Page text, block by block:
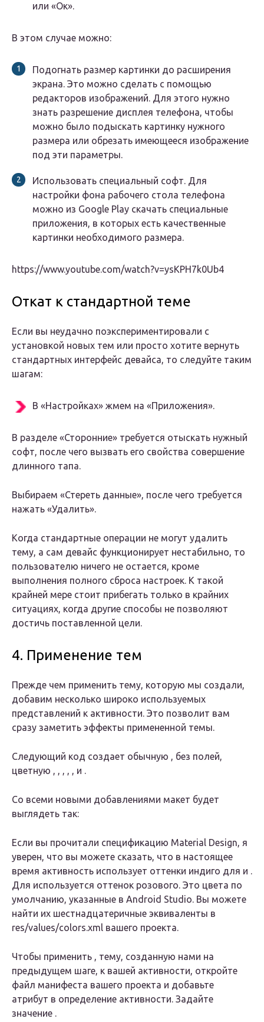
или «Ок».
В этом случае можно:
Подогнать размер картинки до расширения
экрана. Это можно сделать с помощью
редакторов изображений. Для этого нужно
знать разрешение дисплея телефона, чтобы
можно было подыскать картинку нужного
размера или обрезать имеющееся изображение
под эти параметры.
Использовать специальный софт. Для
настройки фона рабочего стола телефона
можно из Google Play скачать специальные
приложения, в которых есть качественные
картинки необходимого размера.
https://www.youtube.com/watch?v=ysKPH7k0Ub4
Откат к стандартной теме
Если вы неудачно поэкспериментировали с
установкой новых тем или просто хотите вернуть
стандартных интерфейс девайса, то следуйте таким
шагам:
В «Настройках» жмем на «Приложения».
В разделе «Сторонние» требуется отыскать нужный
софт, после чего вызвать его свойства совершение
длинного тапа.
Выбираем «Стереть данные», после чего требуется
нажать «Удалить».
Когда стандартные операции не могут удалить
тему, а сам девайс функционирует нестабильно, то
пользователю ничего не остается, кроме
выполнения полного сброса настроек. К такой
крайней мере стоит прибегать только в крайних
ситуациях, когда другие способы не позволяют
достичь поставленной цели.
4. Применение тем
Прежде чем применить тему, которую мы создали,
добавим несколько широко используемых
представлений к активности. Это позволит вам
сразу заметить эффекты примененной темы.
Следующий код создает обычную , без полей,
цветную , , , , , и .
Со всеми новыми добавлениями макет будет
выглядеть так:
Если вы прочитали спецификацию Material Design, я
уверен, что вы можете сказать, что в настоящее
время активность использует оттенки индиго для и .
Для используется оттенок розового. Это цвета по
умолчанию, указанные в Android Studio. Вы можете
найти их шестнадцатеричные эквиваленты в
res/values/colors.xml вашего проекта.
Чтобы применить , тему, созданную нами на
предыдущем шаге, к вашей активности, откройте
файл манифеста вашего проекта и добавьте
атрибут в определение активности. Задайте
значение .